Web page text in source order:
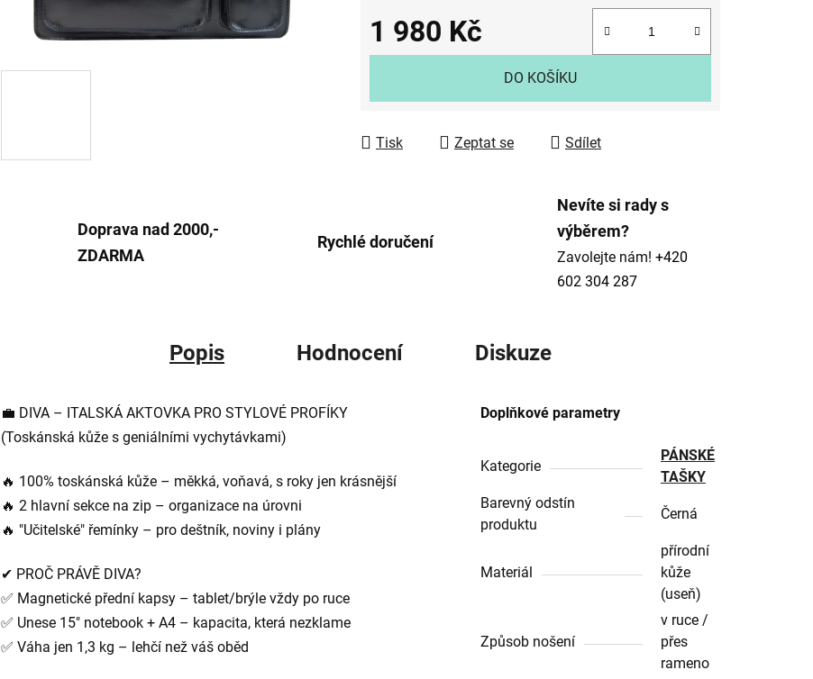
0,0
1 980 Kč
Měrná cena:
DO KOŠÍKU
Tisk Zeptat se Sdílet
Doprava nad 2000,-
ZDARMA
Rychlé doručení
Nevíte si rady s
výběrem?
Zavolejte nám! +420
602 304 287
Popis Hodnocení Diskuze
💼 DIVA – ITALSKÁ AKTOVKA PRO STYLOVÉ PROFÍKY
(Toskánská kůže s geniálními vychytávkami)
🔥 100% toskánská kůže – měkká, voňavá, s roky jen krásnější
🔥 2 hlavní sekce na zip – organizace na úrovni
🔥 "Učitelské" řemínky – pro deštník, noviny i plány
✔ PROČ PRÁVĚ DIVA?
✅ Magnetické přední kapsy – tablet/brýle vždy po ruce
✅ Unese 15" notebook + A4 – kapacita, která nezklame
✅ Váha jen 1,3 kg – lehčí než váš oběd
Doplňkové parametry
Kategorie
PÁNSKÉ
TAŠKY
Barevný odstín
produktu
Černá
Materiál
přírodní
kůže
(useň)
Způsob nošení
v ruce /
přes
rameno